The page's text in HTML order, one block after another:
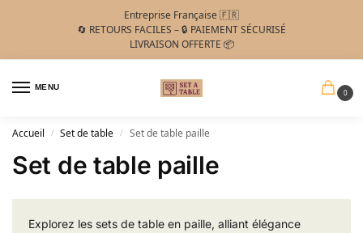
Entreprise Française 🇫🇷
🔄 RETOURS FACILES – 🔒 PAIEMENT SÉCURISÉ
LIVRAISON OFFERTE 📦
MENU
0
Accueil / Set de table / Set de table paille
Set de table paille
Explorez les sets de table en paille, alliant élégance